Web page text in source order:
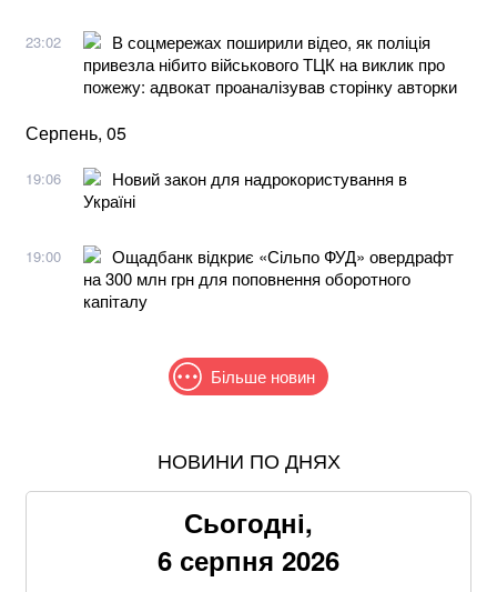
23:02
В соцмережах поширили відео, як поліція
привезла нібито військового ТЦК на виклик про
пожежу: адвокат проаналізував сторінку авторки
Серпень, 05
19:06
Новий закон для надрокористування в
Україні
19:00
Ощадбанк відкриє «Сільпо ФУД» овердрафт
на 300 млн грн для поповнення оборотного
капіталу
Більше новин
Після нічної атаки дронів у російському Ярославлі
В МЗС заявили, що слова Залужного щодо членства
в НАТО були вирвані з контексту
НОВИНИ ПО ДНЯХ
Сьогодні,
6 серпня 2026